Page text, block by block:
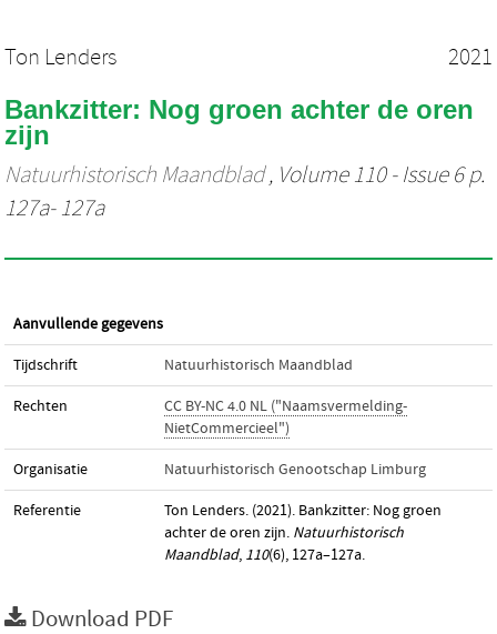
Ton Lenders 2021
Bankzitter: Nog groen achter de oren
zijn
Natuurhistorisch Maandblad, Volume 110 - Issue 6 p.
127a- 127a
Aanvullende gegevens
Tijdschrift Natuurhistorisch Maandblad
Rechten
CC BY-NC 4.0 NL ("Naamsvermelding-
NietCommercieel")
Organisatie Natuurhistorisch Genootschap Limburg
Referentie
Ton Lenders. (2021). Bankzitter: Nog groen
achter de oren zijn. Natuurhistorisch
Maandblad, 110(6), 127a–127a.
Download PDF